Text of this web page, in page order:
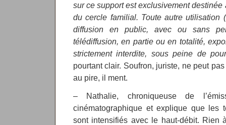
sur ce support est exclusivement destinée
du cercle familial. Toute autre utilisation
diffusion en public, avec ou sans
télédiffusion, en partie ou en totalité,
strictement interdite, sous peine de
pourtant clair. Soufron, juriste, ne peut
au pire, il ment.
– Nathalie, chroniqueuse de
cinématographique et explique que les
sont intensifiés avec le haut-débit. Rien